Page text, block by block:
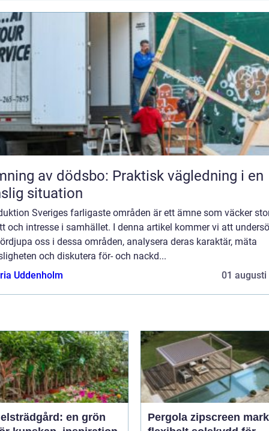
av dödsbo: Praktisk vägledning i en
situation
Sveriges farligaste områden är ett ämne som väcker
och intresse i samhället. I denna artikel kommer vi att
oss i dessa områden, analysera deras karaktär, mäta
och diskutera för- och nackd...
Uddenholm
01 augusti
en grön
Pergola zipscreen